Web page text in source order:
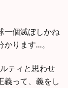
一個滅ぼしかね
ります…。
ティと思わせ
義って、義をし